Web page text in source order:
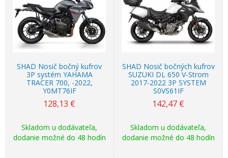
SHAD Nosič bočný kufrov
3P systém YAHAMA
TRACER 700, -2022,
Y0MT76IF
128,13 €
Skladom u dodávateľa,
dodanie možné do 48 hodín
SHAD Nosič bočných kufrov
SUZUKI DL 650 V-Strom
2017-2022 3P SYSTEM
S0VS61IF
142,47 €
Skladom u dodávateľa,
dodanie možné do 48 hodín